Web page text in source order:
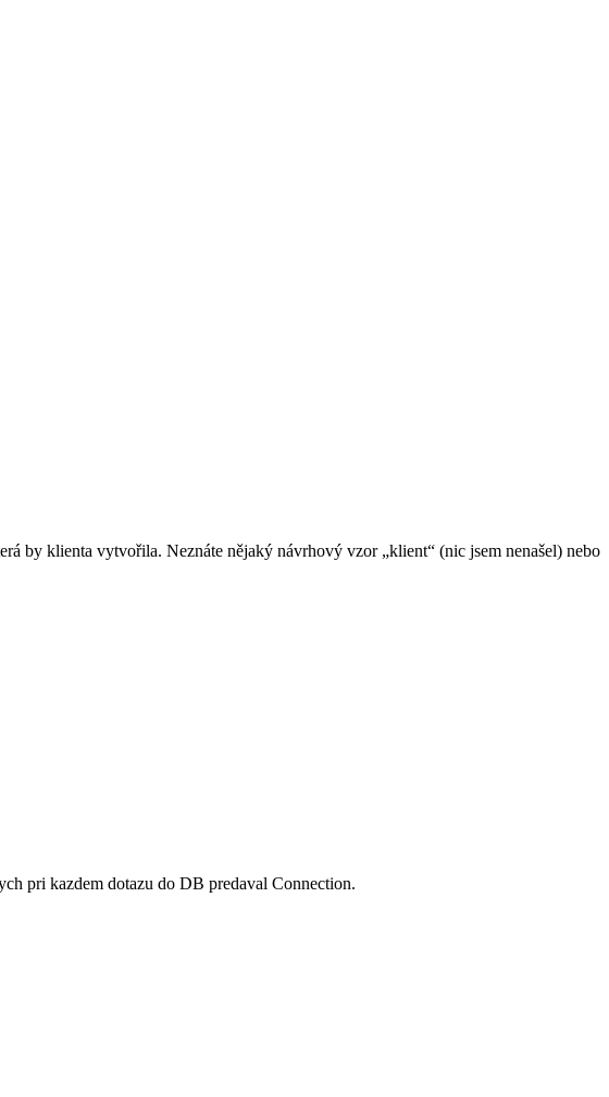
by klienta vytvořila. Neznáte nějaký návrhový vzor „klient“ (nic jsem nenašel) nebo
pri kazdem dotazu do DB predaval Connection.